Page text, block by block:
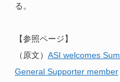
る。
【参照ページ】
（原文） ASI welcomes
General Supporter member